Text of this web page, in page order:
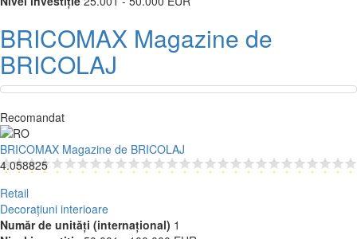
BRICOMAX Magazine de
BRICOLAJ
Recomandat
BRICOMAX Magazine de BRICOLAJ
4.058825
Retail
Decorațiuni interioare
Număr de unități (internațional) 1